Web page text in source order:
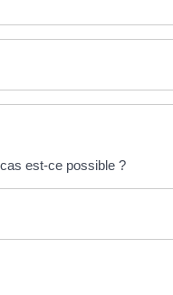
est-ce possible ?